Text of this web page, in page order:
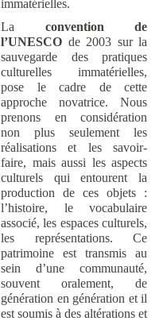
immatérielles.
La convention de
l’UNESCO de 2003 sur la
sauvegarde des pratiques
culturelles immatérielles,
pose le cadre de cette
approche novatrice. Nous
prenons en considération
non plus seulement les
réalisations et les savoir-
faire, mais aussi les aspects
culturels qui entourent la
production de ces objets :
l’histoire, le vocabulaire
associé, les espaces culturels,
les représentations. Ce
patrimoine est transmis au
sein d’une communauté,
souvent oralement, de
génération en génération et il
est soumis à des altérations et